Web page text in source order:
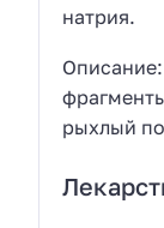
натрия.
рыхлый